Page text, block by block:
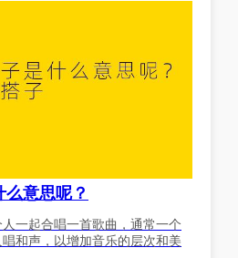
么意思呢？
一起合唱一首歌曲，通常一个
和声，以增加音乐的层次和美